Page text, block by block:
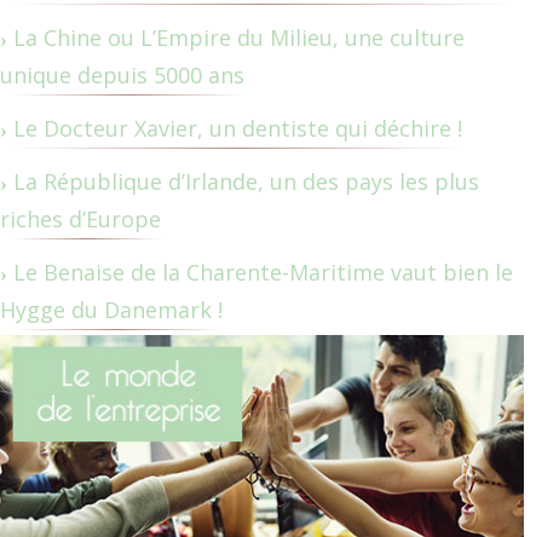
La Chine ou L’Empire du Milieu, une culture
unique depuis 5000 ans
Le Docteur Xavier, un dentiste qui déchire !
La République d’Irlande, un des pays les plus
riches d’Europe
Le Benaise de la Charente-Maritime vaut bien le
Hygge du Danemark !